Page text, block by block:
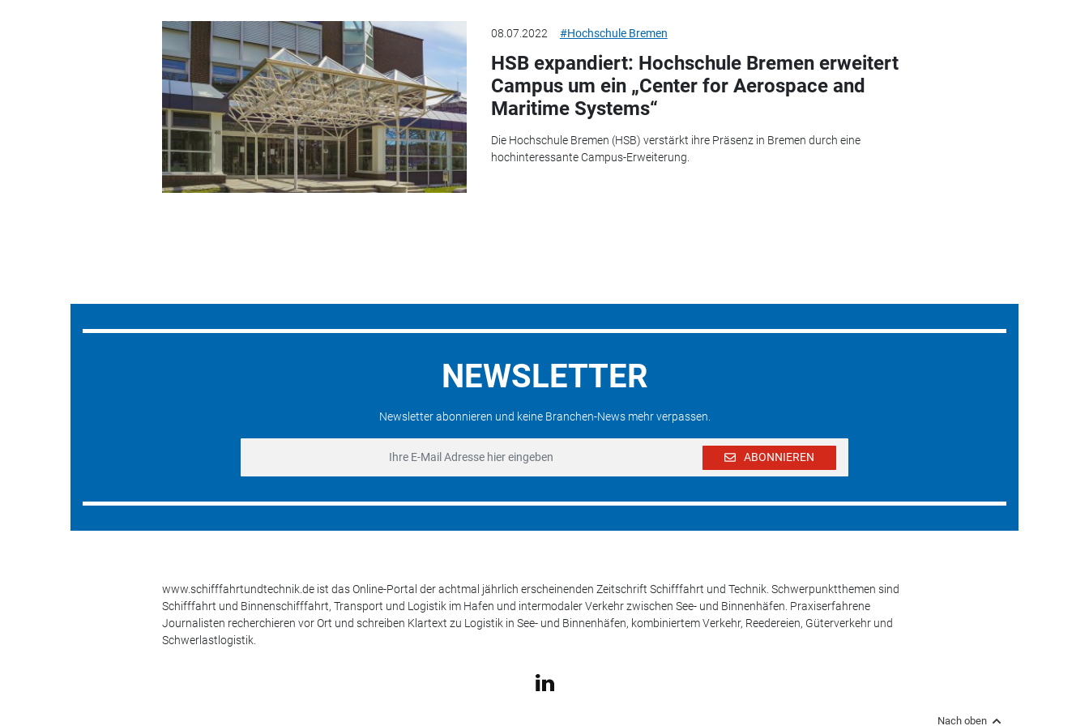
08.07.2022 #Hochschule Bremen
HSB expandiert: Hochschule Bremen erweitert
Campus um ein „Center for Aerospace and
Maritime Systems“
Die Hochschule Bremen (HSB) verstärkt ihre Präsenz in Bremen durch eine
hochinteressante Campus-Erweiterung.
NEWSLETTER
Newsletter abonnieren und keine Branchen-News mehr verpassen.
ABONNIEREN
www.schifffahrtundtechnik.de ist das Online-Portal der achtmal jährlich erscheinenden Zeitschrift Schifffahrt und Technik. Schwerpunktthemen sind
Schifffahrt und Binnenschifffahrt, Transport und Logistik im Hafen und intermodaler Verkehr zwischen See- und Binnenhäfen. Praxiserfahrene
Journalisten recherchieren vor Ort und schreiben Klartext zu Logistik in See- und Binnenhäfen, kombiniertem Verkehr, Reedereien, Güterverkehr und
Schwerlastlogistik.
Nach oben